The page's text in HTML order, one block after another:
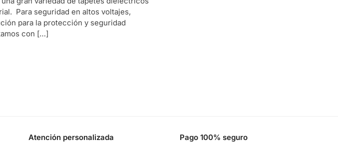
Para seguridad en altos voltajes,
para la protección y seguridad
con […]
Atención personalizada Pago 100% seguro